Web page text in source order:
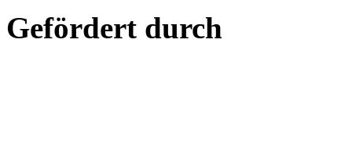
Gefördert durch